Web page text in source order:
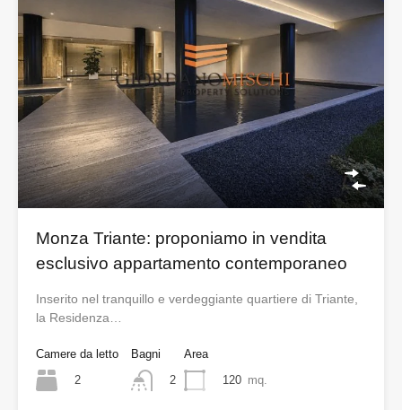
Monza Triante: proponiamo in vendita
esclusivo appartamento contemporaneo
Inserito nel tranquillo e verdeggiante quartiere di Triante,
la Residenza…
Camere da letto
2
Bagni
2
Area
120 mq.